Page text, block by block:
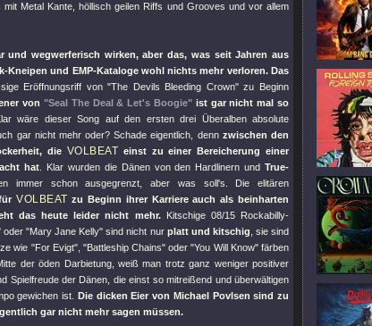
Metal Kante, höllisch geilen Riffs und Grooves und vor allem
wegwerferisch wirken, aber das, was seit Jahren aus
Kneipen und EMP-Kataloge wohl nichts mehr verloren. Das
Eröffnungsriff von"The Devils Bleeding Crown"zu Beginn
von"Seal The Deal & Let's Boogie" ist gar nicht mal so
wäre dieser Song auf den ersten drei Überalben absolute
gar nicht mehr oder? Schade eigentlich, denn zwischen den
die VOLBEAT einst zu einer Bereicherung einer
hat . Klar wurden die Dänen von den Hardlinern undTrue-
immer schon ausgegrenzt, aber was soll's. Die elitären
fürVOLBEAT zu Beginn ihrer Karriere auch als beinharten
das heute leider nicht mehr.Kitschige 08/15 Rockabilly-
oder "Mary Jane Kelly" sind nicht nur platt und kitschig , sie sind
wie "For Evigt", "Battleship Chains" oder"You Will Know"färben
der öden Darbietung, weiß man trotz ganz weniger positiver
Spielfreude der Dänen, die einst so mitreißend und überwältigen
gewichen ist. Die dicken Eier von Michael Povlsen sind zu
gar nicht mehr sagen müssen.